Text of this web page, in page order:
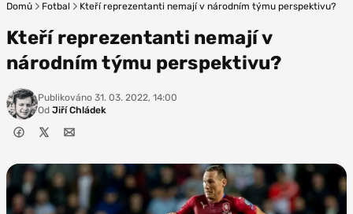
Domů Fotbal Kteří reprezentanti nemají v národním týmu perspektivu?
Kteří reprezentanti nemají v
národním týmu perspektivu?
Publikováno 31. 03. 2022, 14:00
Od Jiří Chládek